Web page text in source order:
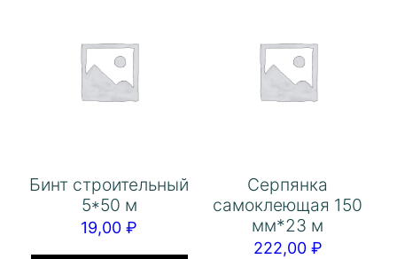
Бинт строительный
5*50 м
19,00₽
Серпянка
самоклеющая 150
мм*23 м
222,00 ₽